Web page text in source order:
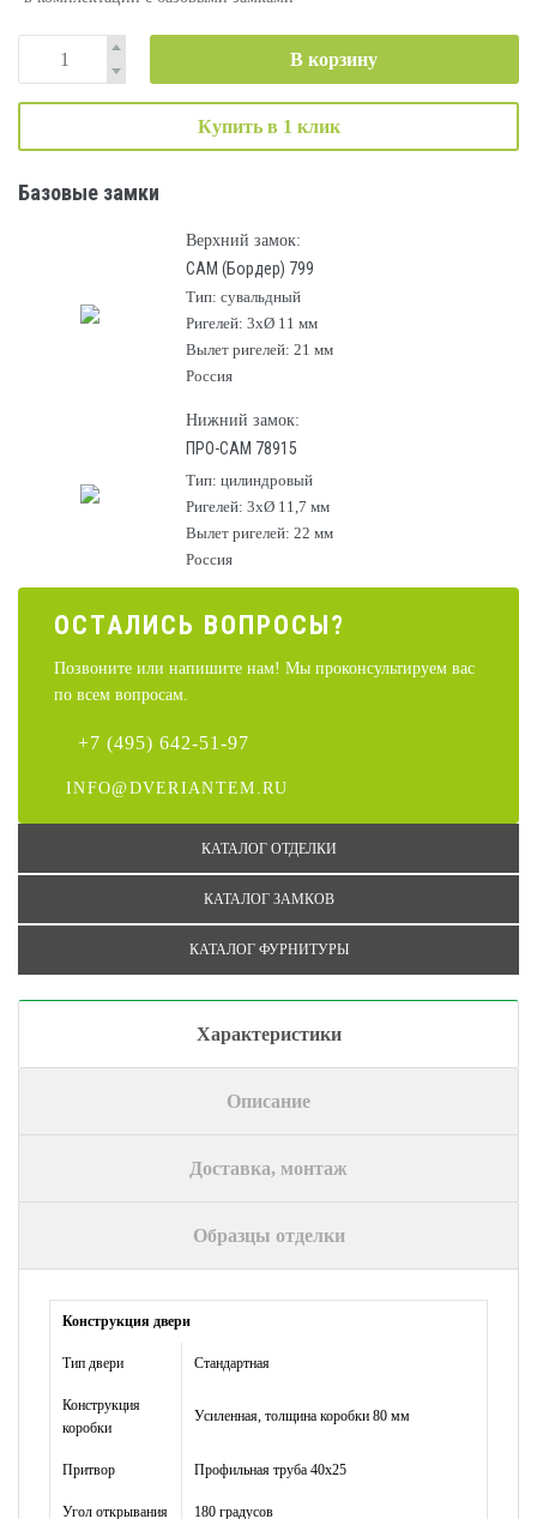
В корзину
Купить в 1 клик
Базовые замки
Верхний замок:
САМ (Бордер) 799
Тип: сувальдный
Ригелей: 3хØ 11 мм
Вылет ригелей: 21 мм
Россия
Нижний замок:
ПРО-САМ 78915
Тип: цилиндровый
Ригелей: 3хØ 11,7 мм
Вылет ригелей: 22 мм
Россия
ОСТАЛИCЬ ВОПРОСЫ?
Позвоните или напишите нам! Мы проконсультируем вас
по всем вопросам.
+7 (495) 642-51-97
INFO@DVERIANTEM.RU
КАТАЛОГ ОТДЕЛКИ
КАТАЛОГ ЗАМКОВ
КАТАЛОГ ФУРНИТУРЫ
Характеристики
Описание
Доставка, монтаж
Образцы отделки
Конструкция двери
Тип двери Стандартная
Конструкция
коробки
Усиленная, толщина коробки 80 мм
Притвор Профильная труба 40х25
Угол открывания 180 градусов